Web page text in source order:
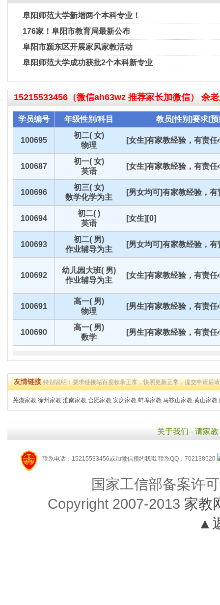
阜阳师范大学新增两个本科专业！
176家！阜阳市教育局最新公布
阜阳市颍东区开展家风家教活动
阜阳师范大学成功获批2个本科新专业
15215533456（微信ah63wz 推荐家长加微信） 余
学员编号 年级性别/科目 教员[性别]要求[
100695
初二( 女)
物理
[女生]有家教经验，有责任
100687
初一( 女)
英语
[女生]有家教经验，有责任
100696
初三( 女)
数学化学为主
[男女均可]有家教经验，
100694
初二( )
英语
[女生][0]
100693
初二( 男)
作业辅导为主
[男女均可]有家教经验，
100692
幼儿园大班( 男)
作业辅导为主
[女生]有家教经验，有责任
100691
高一( 男)
物理
[男生]有家教经验，有责任
100690
高一( 男)
数学
[男生]有家教经验，有责任
友情链接特别说明：要求链接站百度收录正常，快照更新正常，提交申请后
芜湖家教 徐州家教 淮南家教 合肥家教 安庆家教 蚌埠家教 马鞍山家教 黄山家教
关于我们 - 请家教
联系电话：15215533456或加微信预约我哦 联系QQ：702138520
国家工信部备案许
Copyright 2007-2013 家教
▲